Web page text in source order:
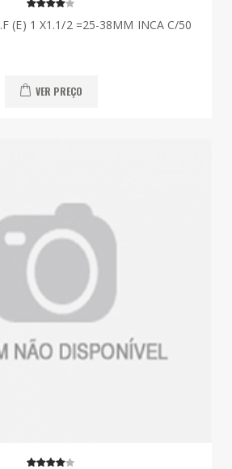
(E) 1 X1.1/2 =25-38MM INCA C/50
VER PREÇO